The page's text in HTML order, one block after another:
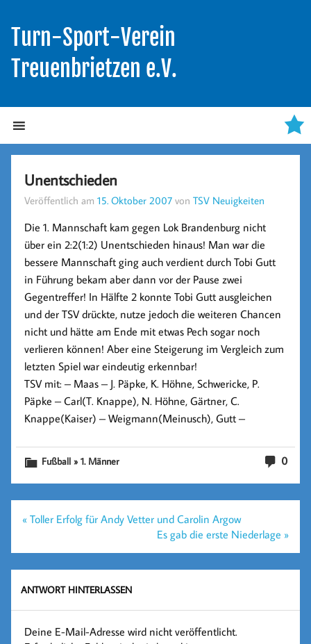
Turn-Sport-Verein
Treuenbrietzen e.V.
Unentschieden
Veröffentlich am15. Oktober 2007 vonTSV Neuigkeiten
Die 1. Mannschaft kam gegen Lok Brandenburg nicht
über ein 2:2(1:2) Unentschieden hinaus! Man war die
bessere Mannschaft ging auch verdient durch Tobi Gutt
in Führung bekam aber dann vor der Pause zwei
Gegentreffer! In Hälfte 2 konnte Tobi Gutt ausgleichen
und der TSV drückte, nutze jedoch die weiteren Chancen
nicht und hätte am Ende mit etwas Pech sogar noch
verlieren können! Aber eine Steigerung im Vergleich zum
letzten Spiel war eindeutig erkennbar!
TSV mit: – Maas – J. Päpke, K. Höhne, Schwericke, P.
Päpke – Carl(T. Knappe), N. Höhne, Gärtner, C.
Knappe(Kaiser) – Weigmann(Meinusch), Gutt –
0
Fußball » 1. Männer
Beitragsnavigation
« Toller Erfolg für Andy Vetter und Carolin Argow
Es gab die erste Niederlage »
ANTWORT HINTERLASSEN
Deine E-Mail-Adresse wird nicht veröffentlicht.